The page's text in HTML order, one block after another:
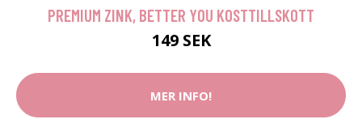
PREMIUM ZINK, BETTER YOU KOSTTILLSKOTT
149 SEK
MER INFO!